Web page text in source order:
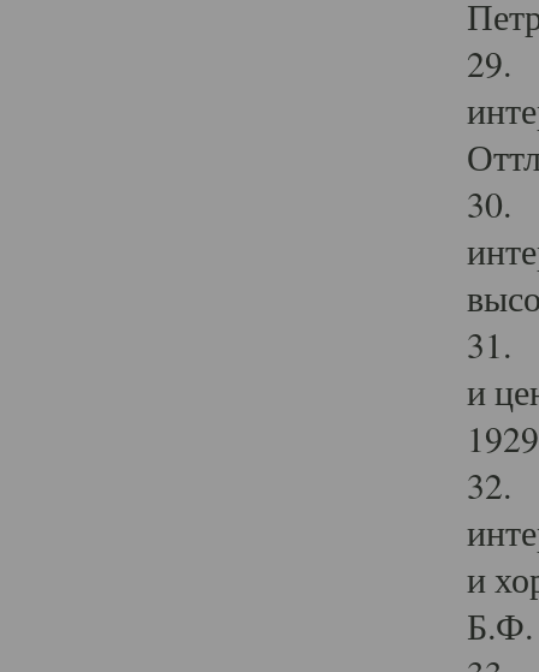
29.
30.
31.
и
32.
и
Б.Ф.